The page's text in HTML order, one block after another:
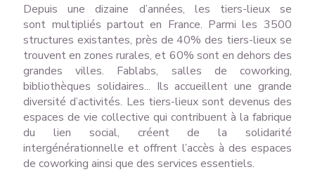
Depuis une dizaine d’années, les tiers-lieux se
sont multipliés partout en France. Parmi les 3500
structures existantes, près de 40% des tiers-lieux se
trouvent en zones rurales, et 60% sont en dehors des
grandes villes. Fablabs, salles de coworking,
bibliothèques solidaires... Ils accueillent une grande
diversité d’activités. Les tiers-lieux sont devenus des
espaces de vie collective qui contribuent à la fabrique
du lien social, créent de la solidarité
intergénérationnelle et offrent l’accès à des espaces
de coworking ainsi que des services essentiels.